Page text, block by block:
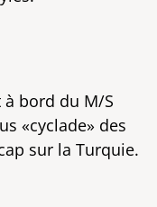
bord du M/S
«cyclade» des
sur la Turquie.